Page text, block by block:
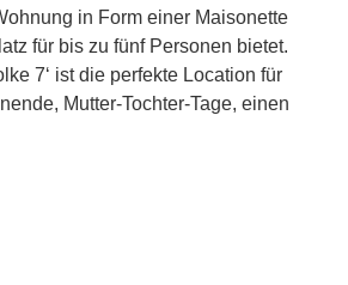
in Form einer Maisonette
für bis zu fünf Personen bietet.
7‘ ist die perfekte Location für
Mutter-Tochter-Tage, einen